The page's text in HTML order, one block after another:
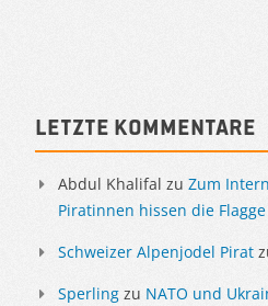
Letzte Kommentare
Abdul Khalifal zu Zum
Piratinnen hissen die
Schweizer Alpenjodel Pirat
Sperling zu NATO und